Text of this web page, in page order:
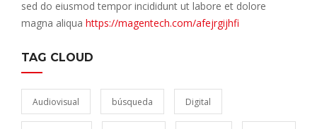
sed do eiusmod tempor incididunt ut labore et dolore
magna aliqua https://magentech.com/afejrgijhfi
TAG CLOUD
Audiovisual búsqueda Digital